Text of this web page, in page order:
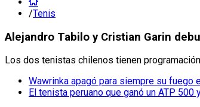
/Tenis
Alejandro Tabilo y Cristian Garin
Los dos tenistas chilenos tienen
Wawrinka apagó para siempre su fuego
El tenista peruano que ganó un ATP